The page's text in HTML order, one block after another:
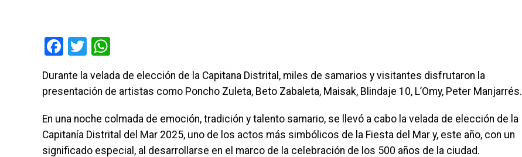
Facebook
Twitter
Durante la velada de elección de la Capitana Distrital, miles de samarios y visitantes disfrutaron la
presentación de artistas como Poncho Zuleta, Beto Zabaleta, Maisak, Blindaje 10, L’Omy, Peter Manjarrés.
En una noche colmada de emoción, tradición y talento samario, se llevó a cabo la velada de elección de la
Capitanía Distrital del Mar 2025, uno de los actos más simbólicos de la Fiesta del Mar y, este año, con un
significado especial, al desarrollarse en el marco de la celebración de los 500 años de la ciudad.